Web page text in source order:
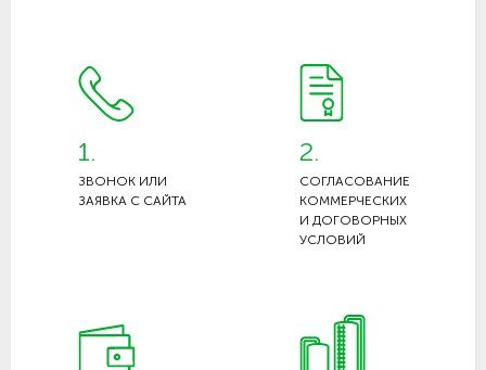
1.
ЗВОНОК ИЛИ
ЗАЯВКА С САЙТА
2.
СОГЛАСОВАНИЕ
КОММЕРЧЕСКИХ
И ДОГОВОРНЫХ
УСЛОВИЙ